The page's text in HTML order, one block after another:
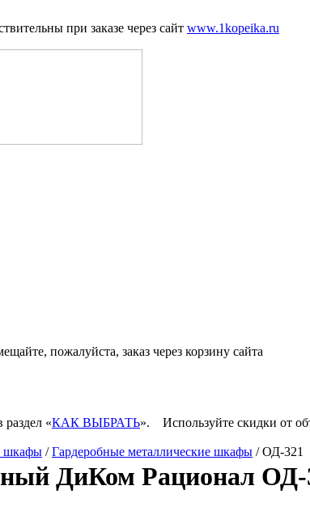
при заказе через сайт www.1kopeika.ru
пожалуйста, заказ через корзину сайта
раздел «КАК ВЫБРАТЬ».
Используйте скидки от
шкафы /Гардеробные металлические шкафы / ОД-321
ДиКом Рационал ОД-